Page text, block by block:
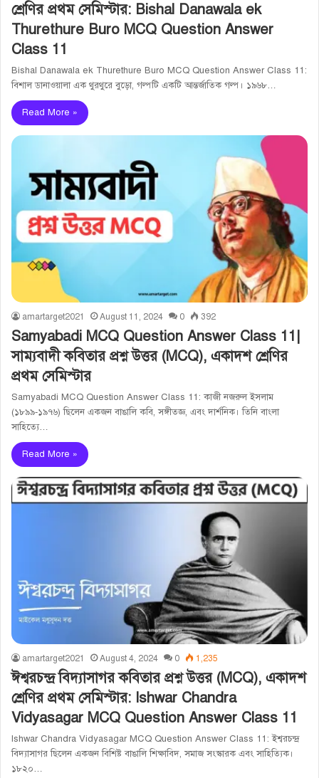
শ্রেণির প্রথম সেমিস্টার: Bishal Danawala ek
Thurethure Buro MCQ Question Answer
Class 11
Bishal Danawala ek Thurethure Buro MCQ Question Answer Class 11:
বিশাল ডানাওয়ালা এক থুরথুরে বুড়ো, গল্পটি একটি আন্তর্জাতিক গল্প। ১৯৬৮…
Read More »
amartarget2021 August 11, 2024 0 392
Samyabadi MCQ Question Answer Class 11|
সাম্যবাদী কবিতার প্রশ্ন উত্তর (MCQ), একাদশ শ্রেণির
প্রথম সেমিস্টার
Samyabadi MCQ Question Answer Class 11: কাজী নজরুল ইসলাম
(১৮৯৯-১৯৭৬) ছিলেন একজন বাঙালি কবি, সঙ্গীতজ্ঞ, এবং দার্শনিক। তিনি বাংলা
সাহিত্যে…
Read More »
amartarget2021 August 4, 2024 0 1,235
ঈশ্বরচন্দ্র বিদ্যাসাগর কবিতার প্রশ্ন উত্তর (MCQ), একাদশ
শ্রেণির প্রথম সেমিস্টার: Ishwar Chandra
Vidyasagar MCQ Question Answer Class 11
Ishwar Chandra Vidyasagar MCQ Question Answer Class 11: ইশ্বরচন্দ্র
বিদ্যাসাগর ছিলেন একজন বিশিষ্ট বাঙালি শিক্ষাবিদ, সমাজ সংস্কারক এবং সাহিত্যিক।
১৮২০…